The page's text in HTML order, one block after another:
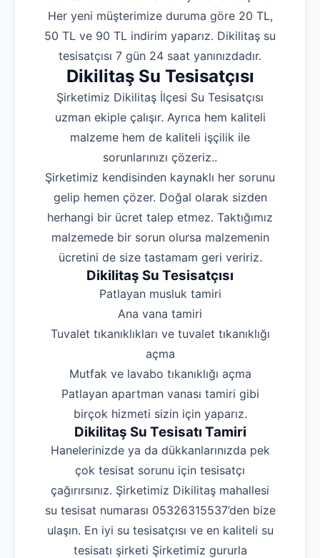
Her yeni müşterimize duruma göre 20 TL,
50 TL ve 90 TL indirim yaparız. Dikilitaş su
tesisatçısı 7 gün 24 saat yanınızdadır.
Dikilitaş Su Tesisatçısı
Şirketimiz Dikilitaş İlçesi Su Tesisatçısı
uzman ekiple çalışır. Ayrıca hem kaliteli
malzeme hem de kaliteli işçilik ile
sorunlarınızı çözeriz..
Şirketimiz kendisinden kaynaklı her sorunu
gelip hemen çözer. Doğal olarak sizden
herhangi bir ücret talep etmez. Taktığımız
malzemede bir sorun olursa malzemenin
ücretini de size tastamam geri veririz.
Dikilitaş Su Tesisatçısı
‌Patlayan musluk tamiri
‌Ana vana tamiri
‌Tuvalet tıkanıklıkları ve tuvalet tıkanıklığı
açma
‌Mutfak ve lavabo tıkanıklığı açma
‌Patlayan apartman vanası tamiri gibi
birçok hizmeti sizin için yaparız.
Dikilitaş Su Tesisatı Tamiri
Hanelerinizde ya da dükkanlarınızda pek
çok tesisat sorunu için tesisatçı
çağırırsınız. Şirketimiz Dikilitaş mahallesi
su tesisat numarası 05326315537’den bize
ulaşın. En iyi su tesisatçısı ve en kaliteli su
tesisatı şirketi Şirketimiz gururla